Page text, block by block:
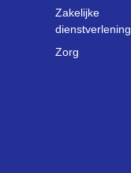
Zakelijke
dienstverlening
Zorg